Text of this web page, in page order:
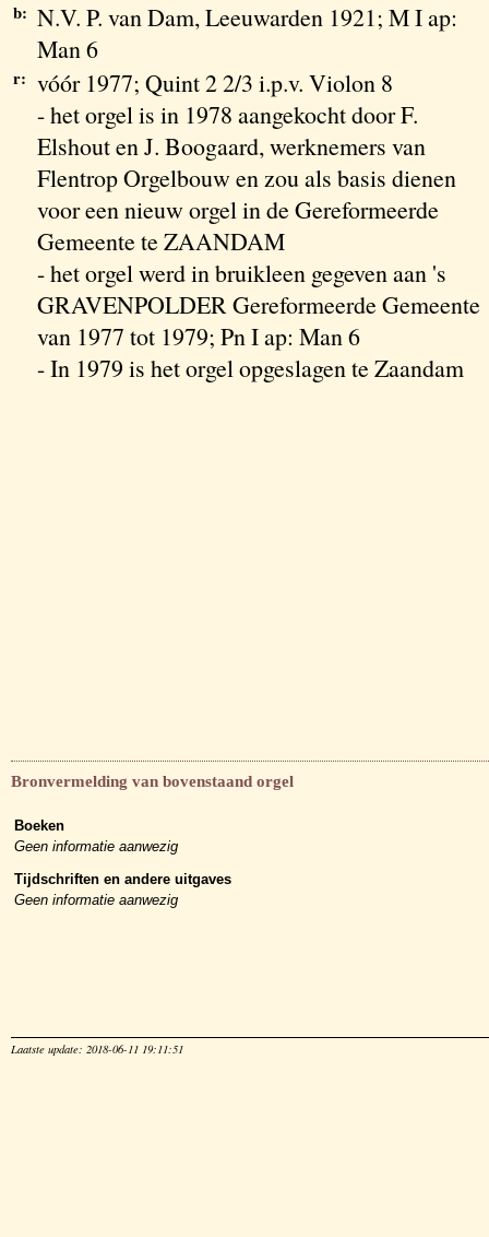
b: N.V. P. van Dam, Leeuwarden 1921; M I ap:
Man 6
r: vóór 1977; Quint 2 2/3 i.p.v. Violon 8
- het orgel is in 1978 aangekocht door F.
Elshout en J. Boogaard, werknemers van
Flentrop Orgelbouw en zou als basis dienen
voor een nieuw orgel in de Gereformeerde
Gemeente te ZAANDAM
- het orgel werd in bruikleen gegeven aan 's
GRAVENPOLDER Gereformeerde Gemeente
van 1977 tot 1979; Pn I ap: Man 6
- In 1979 is het orgel opgeslagen te Zaandam
Bronvermelding van bovenstaand orgel
Boeken
Geen informatie aanwezig
Tijdschriften en andere uitgaves
Geen informatie aanwezig
Laatste update: 2018-06-11 19:11:51